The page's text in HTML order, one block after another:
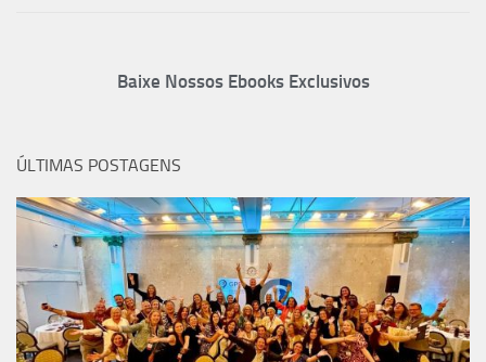
Baixe Nossos Ebooks Exclusivos
ÚLTIMAS POSTAGENS